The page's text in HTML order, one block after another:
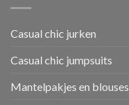
Casual chic jurken
Casual chic jumpsuits
Mantelpakjes en blouses